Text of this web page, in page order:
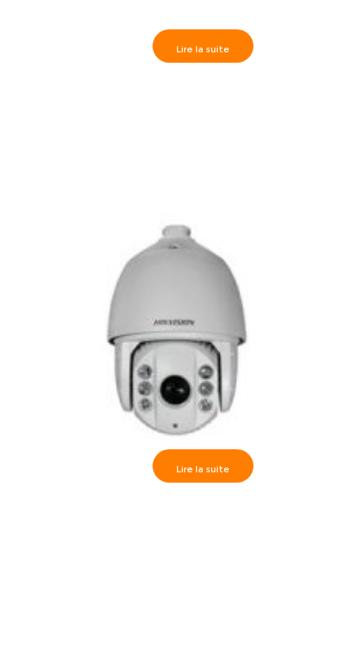
Lire la suite
Lire la suite